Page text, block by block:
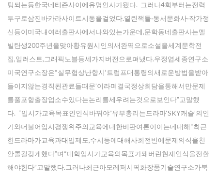
팅되는등한국네티즌사이에유명인사가됐다. 그러나4회부터는전력
투구로삼진바카라사이트시동을걸었다.열린책들·동서문화사·작가정
신등이미국내여러출판사에서나와있는가운데,문학동네출판사는멜
빌탄생200주년을맞아황유원시인의새완역으로소설을세계문학전
집,일러스트,그래픽노블등세가지버전으로펴냈다.우정엽세종연구소
미국연구소장은“실무협상난항시‘트럼프대통령의새로운방법을받아
들이지않는경직된관료들때문’이라며결국정상회담을통해서만문제
를풀포항출장업소수있다는논리를세우려는것으로보인다”고말했
다. “입시가교육목표인인식바꿔야”유부총리는드라마‘SKY캐슬’의인
기와더불어입시경쟁위주의교육에대한비판여론이이는데대해“최근
한드라마가교육과대입제도,수시등에대해사회전반에문제의식을천
안콜걸갖게했다”며“대학입시가교육의목표가돼버린현재인식을전환
해야한다”고말했다.그러나최근아모레퍼시픽화장품기술연구소가북